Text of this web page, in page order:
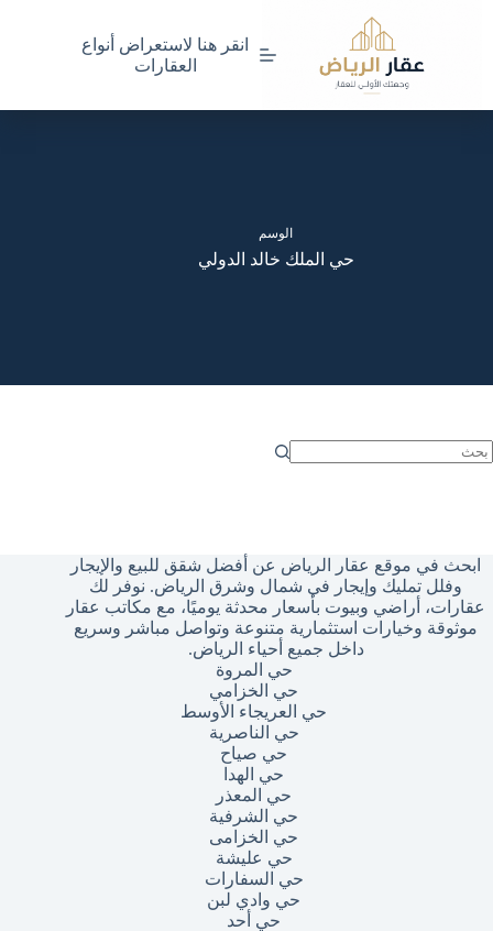
انقر هنا لاستعراض أنواع
العقارات
الوسم
حي الملك خالد الدولي
ابحث في موقع عقار الرياض عن أفضل شقق للبيع والإيجار
وفلل تمليك وإيجار في شمال وشرق الرياض. نوفر لك
عقارات، أراضي وبيوت بأسعار محدثة يوميًا، مع مكاتب عقار
موثوقة وخيارات استثمارية متنوعة وتواصل مباشر وسريع
داخل جميع أحياء الرياض.
حي المروة
حي الخزامي
حي العريجاء الأوسط
حي الناصرية
حي صياح
حي الهدا
حي المعذر
حي الشرفية
حي الخزامى
حي عليشة
حي السفارات
حي وادي لبن
حي أحد